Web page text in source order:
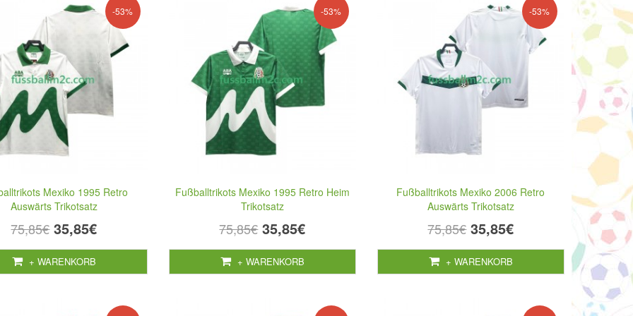
-53%
Mexiko 1995 Retro
Auswärts Trikotsatz
75,85€ 35,85€
+ WARENKORB
-53%
Fußballtrikots Mexiko 1995 Retro Heim
Trikotsatz
75,85€ 35,85€
+ WARENKORB
-53%
Fußballtrikots Mexiko 2006 Retro
Auswärts Trikotsatz
75,85€ 35,85€
+ WARENKORB